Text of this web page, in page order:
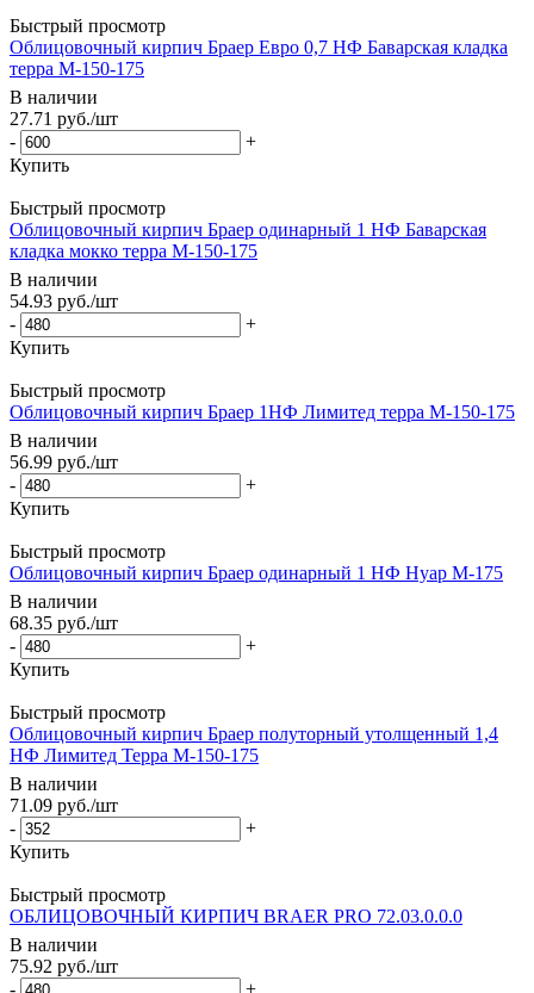
Быстрый просмотр
Облицовочный кирпич Браер Евро 0,7 НФ Баварская кладка
терра М-150-175
В наличии
27.71 руб./шт
-
+
Купить
Быстрый просмотр
Облицовочный кирпич Браер одинарный 1 НФ Баварская
кладка мокко терра М-150-175
В наличии
54.93 руб./шт
-
+
Купить
Быстрый просмотр
Облицовочный кирпич Браер 1НФ Лимитед терра М-150-175
В наличии
56.99 руб./шт
-
+
Купить
Быстрый просмотр
Облицовочный кирпич Браер одинарный 1 НФ Нуар М-175
В наличии
68.35 руб./шт
-
+
Купить
Быстрый просмотр
Облицовочный кирпич Браер полуторный утолщенный 1,4
НФ Лимитед Терра М-150-175
В наличии
71.09 руб./шт
-
+
Купить
Быстрый просмотр
ОБЛИЦОВОЧНЫЙ КИРПИЧ BRAER PRO 72.03.0.0.0
В наличии
75.92 руб./шт
-
+